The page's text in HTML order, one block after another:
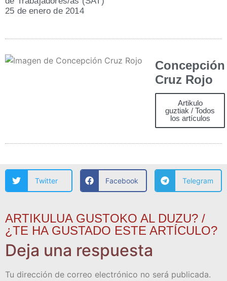
25 de enero de 2014
Concepción
Cruz Rojo
Artikulo
guztiak / Todos
los artículos
Twitter Facebook Telegram
ARTIKULUA GUSTOKO AL DUZU? /
¿TE HA GUSTADO ESTE ARTÍCULO?
Deja una respuesta
Tu dirección de correo electrónico no será publicada.